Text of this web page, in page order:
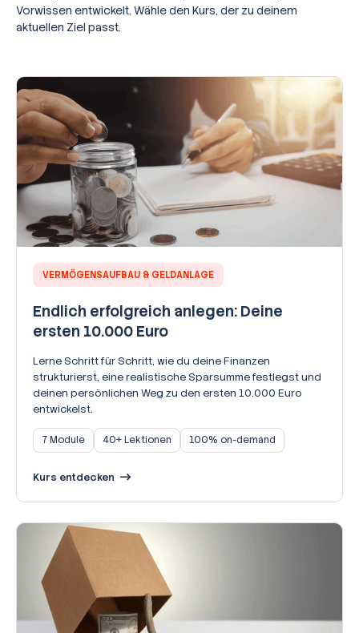
Vorwissen entwickelt. Wähle den Kurs, der zu deinem
aktuellen Ziel passt.
VERMÖGENSAUFBAU & GELDANLAGE
Endlich erfolgreich anlegen: Deine
ersten 10.000 Euro
Lerne Schritt für Schritt, wie du deine Finanzen
strukturierst, eine realistische Sparsumme festlegst und
deinen persönlichen Weg zu den ersten 10.000 Euro
entwickelst.
7 Module 40+ Lektionen 100% on-demand
Kurs entdecken